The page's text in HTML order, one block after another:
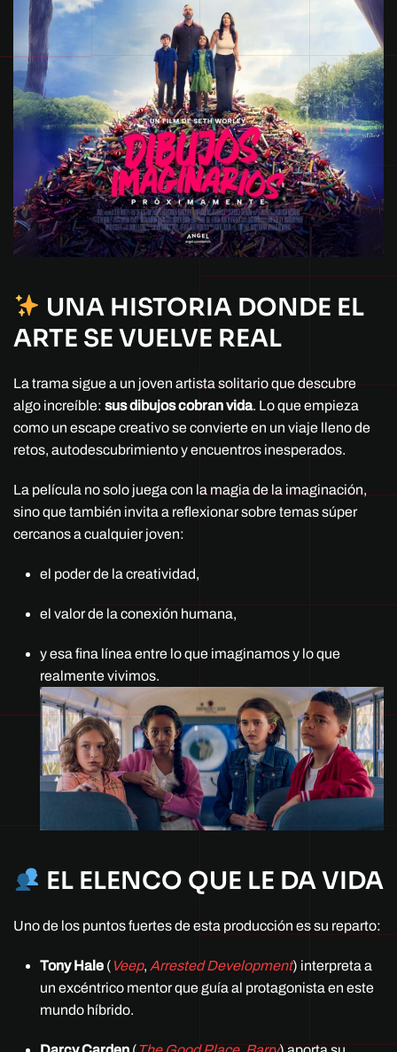
UNA HISTORIA DONDE EL
ARTE SE VUELVE REAL
La trama sigue a un joven artista solitario que descubre
algo increíble: sus dibujos cobran vida. Lo que empieza
como un escape creativo se convierte en un viaje lleno de
retos, autodescubrimiento y encuentros inesperados.
La película no solo juega con la magia de la imaginación,
sino que también invita a reflexionar sobre temas súper
cercanos a cualquier joven:
el poder de la creatividad,
el valor de la conexión humana,
y esa fina línea entre lo que imaginamos y lo que
realmente vivimos.
EL ELENCO QUE LE DA VIDA
Uno de los puntos fuertes de esta producción es su reparto:
Tony Hale ( Veep, Arrested Development) interpreta a
un excéntrico mentor que guía al protagonista en este
mundo híbrido.